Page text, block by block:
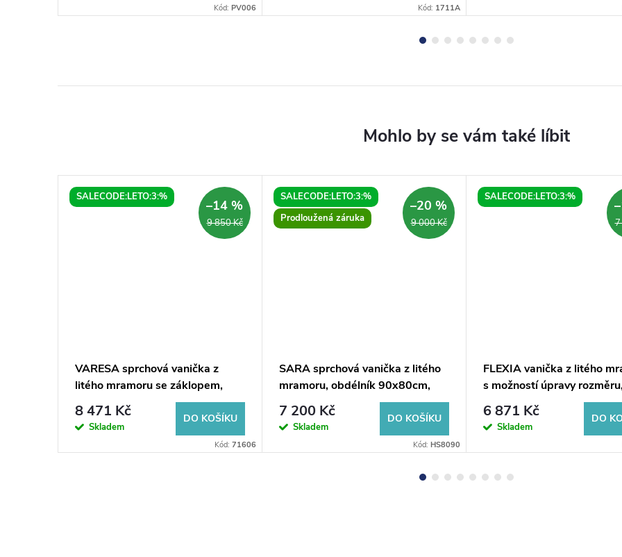
Kód: PV006 Kód: 1711A
SALECODE:LETO:3:%
9 850 Kč
–14 %
VARESA sprchová vanička z
litého mramoru se záklopem,
obdélník 90x80cm, bílá
8 471 Kč
Skladem
DO KOŠÍKU
Kód: 71606
SALECODE:LETO:3:%
Prodloužená záruka
9 000 Kč
–20 %
SARA sprchová vanička z litého
mramoru, obdélník 90x80cm,
bílá
7 200 Kč
Skladem
DO KOŠÍKU
Kód: HS8090
SALECODE:LETO:3:%
7
FLEXIA vanička z litého
s možností úpravy
90x80cm
6 871 Kč
Skladem
DO